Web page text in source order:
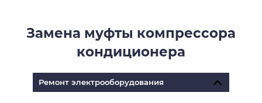
Замена муфты компрессора
кондиционера
Ремонт электрооборудования